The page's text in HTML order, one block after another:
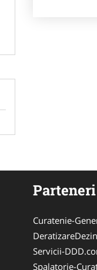
Parteneri
Curatenie-
Servicii-
Spalatorie-